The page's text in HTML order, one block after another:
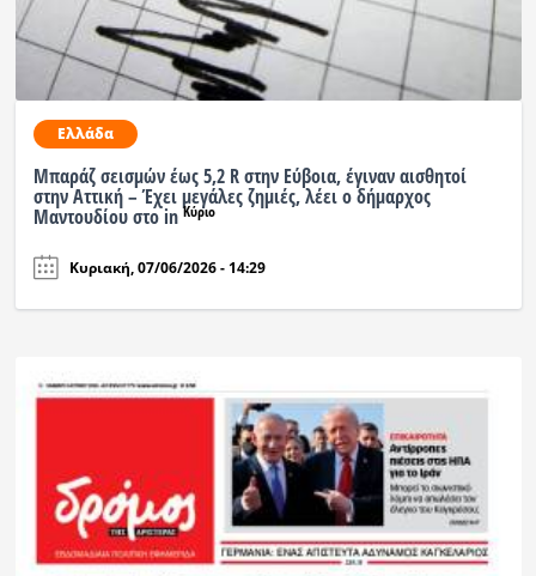
Ελλάδα
Μπαράζ σεισμών έως 5,2 R στην Εύβοια, έγιναν αισθητοί
στην Αττική – Έχει μεγάλες ζημιές, λέει ο δήμαρχος
Μαντουδίου στο inΚύριο
Κυριακή, 07/06/2026 - 14:29